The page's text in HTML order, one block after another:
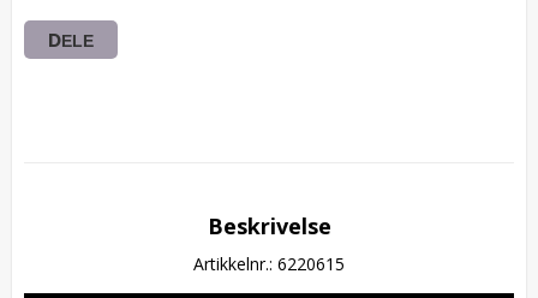
DELE
Beskrivelse
Artikkelnr.: 6220615